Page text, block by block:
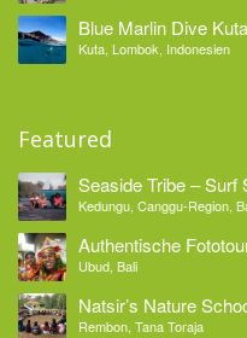
Blue Marlin Dive
Kuta, Lombok, Indonesien
Featured
Seaside Tribe – Surf
Kedungu, Canggu-Region,
Authentische
Ubud, Bali
Natsir’s Nature
Rembon, Tana Toraja